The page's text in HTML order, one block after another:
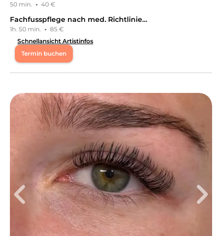
50 min. · 40 €
Fachfusspflege nach med. Richtlinien+ Lack/Shellack/Gellack+Fussreflexzonen massage
1h. 50 min. · 85 €
Schnellansicht Artistinfos
Termin buchen
Mo 08:00 - 20:00
Di 08:00 - 20:00
08:00 - 20:00
Sa
Fachhochschulabschluss in Kosmetik und Körperpflege
(Kosmetologie) mit über 13 Jahren Erfahrung.
Professionelle Fußpflege/Maniküre und Wellness-
Massagen mit Fokus auf Qualität, Hygiene und
Wohlbefinden.